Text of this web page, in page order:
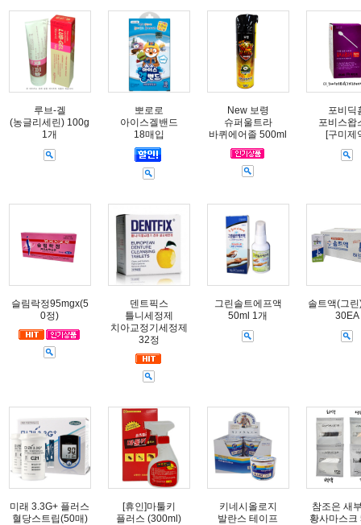
루브-겔
(농글리세린) 100g
1개
뽀로로
아이스겔밴드
18매입
New 보령
슈퍼울트라
바퀴에어졸 500ml
포비딕
포비스왑
[구미제
슬림락정95mgx(5
0정)
덴트픽스
틀니세정제
치아교정기세정제
32정
그린솔트에프액
50ml 1개
솔트액(그
30EA
미래 3.3G+ 플러스
혈당스트립(50매)
[휴인]마툴키
플러스 (300ml)
키네시올로지
발란스 테이프
참조은 새
황사마스크